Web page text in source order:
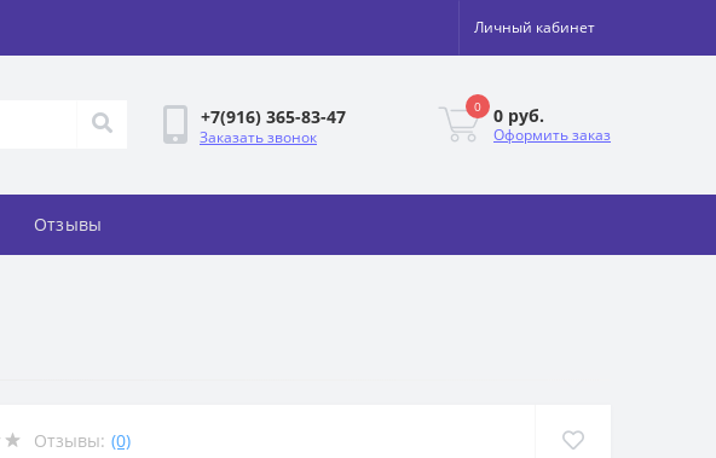
Личный кабинет
+7(916) 365-83-47
Заказать звонок
0 0 руб.
Оформить заказ
Отзывы
Отзывы: (0)